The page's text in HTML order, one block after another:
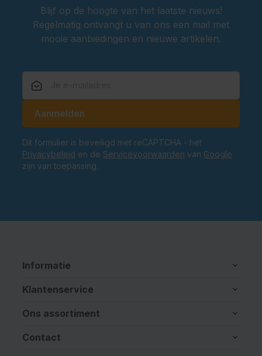
Blijf op de hoogte van het laatste nieuws!
Regelmatig ontvangt u van ons een mail met
mooie aanbiedingen en nieuwe artikelen.
Aanmelden
Dit formulier is beveiligd met reCAPTCHA - het
Privacybeleid en de Servicevoorwaarden van Google
zijn van toepassing.
Informatie
Klantenservice
Ons assortiment
Contact